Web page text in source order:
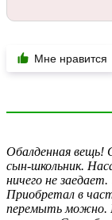
Мне нравится
Обалденная вещь!
сын-школьник.
ничего не
Приобретал в
перемыть можно.